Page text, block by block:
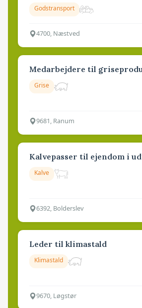
Godstransport
4700, Næstved
Medarbejdere til
Grise
9681, Ranum
Kalvepasser til ejendom i
Kalve
6392, Bolderslev
Leder til klimastald
Klimastald
9670, Løgstør